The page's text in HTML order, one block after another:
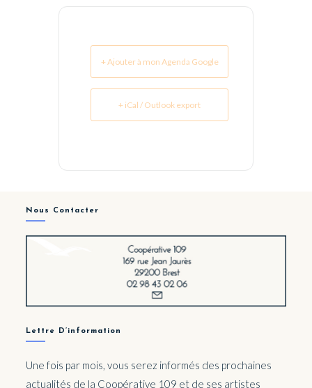
+ Ajouter à mon Agenda Google
+ iCal / Outlook export
Nous Contacter
Lettre D’information
Une fois par mois, vous serez informés des prochaines
actualités de la Coopérative 109 et de ses artistes